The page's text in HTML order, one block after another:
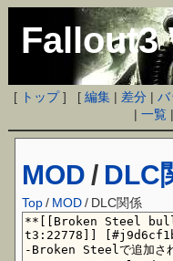
Fallout3
[ トップ] [編集 | 差分 |バ
|一覧
MOD / DLC
Top / MOD/ DLC関係